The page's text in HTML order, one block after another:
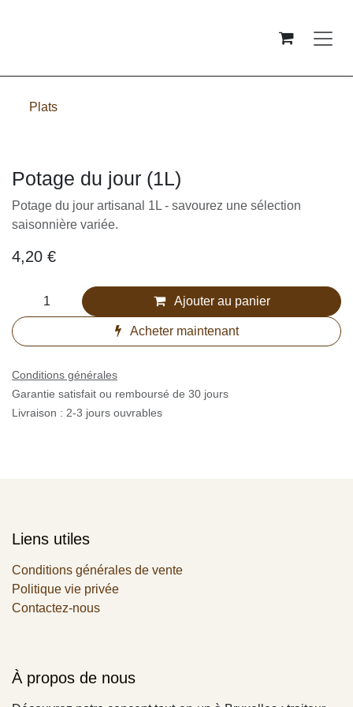
Plats
Potage du jour (1L)
Potage du jour artisanal 1L - savourez une sélection
saisonnière variée.
4,20 €
Ajouter au panier
Acheter maintenant
Conditions générales
Garantie satisfait ou remboursé de 30 jours
Livraison : 2-3 jours ouvrables
Liens utiles
Conditions générales de vente
Politique vie privée
Contactez-nous
À propos de nous